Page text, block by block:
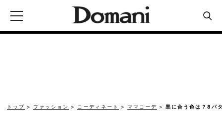
トップ ファッション コーディネート ママコーデ 黒に合う色は？8パ